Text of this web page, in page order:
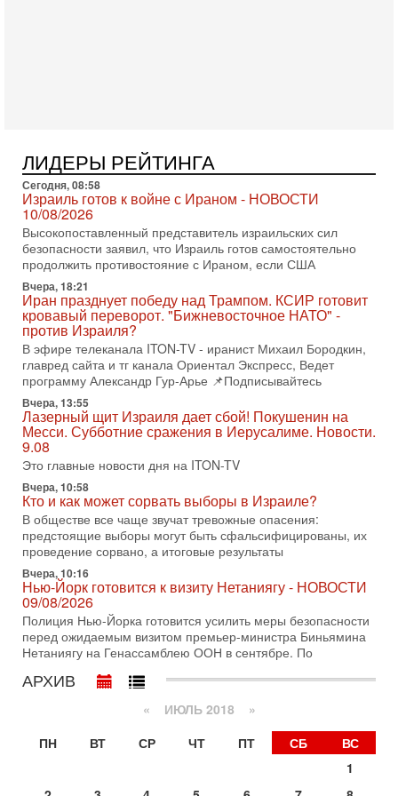
Ситуация вокруг призыва ультраортодоксов в ЦАХАЛ
достигла точки кипения. Попытки принять закон,
освобождающий уклоняющихся харедим от арестов,
3-08-2026, 17:18
Хватит отменять атаки! ЦАХАЛ - не игрушка!
Израиль готов ударить по Ирану!
В эфире телеканала ITON-TV Григорий Тамар, офицер
ЦАХАЛа в отставке, писатель, журналист, военный историк.
Ведет программу Александр Гур-Арье.
3-08-2026, 15:23
Иран задыхается. КСИР готовит удар! Россия теряет
последних союзников. Путин - псих!
В эфире ITON-TV доктор Эльдар Намазов , историк,
политолог, в прошлом – помощник Президента
Азербайджана Гейдара Алиева . Ведет программу
Александр
3-08-2026, 11:09
Выборы в Израиле в опасности?! ШАБАК формирует
спецотдел
В этом выпуске мы разбираем одну из самых тревожных
тем израильской политики. Известно, что израильская
Служба общей безопасности (ШАБАК) создала
3-08-2026, 08:32
Трамп и Иран: последний шанс - НОВОСТИ
03/08/2026
Президент США Дональд Трамп объявил о возобновлении
переговоров с Ираном, но Тегеран пока не подтвердил
готовность к диалогу. По словам американского
2-08-2026, 08:42
Трамп отменил удар по Ирану - НОВОСТИ
Президент США Дональд Трамп сегодня заявил об отмене
подготовленного удара по Ирану после обращений
1-08-2026, 17:50
«Русский голос» Израиля: кто заберет его на этот
ЛИДЕРЫ РЕЙТИНГА
Сегодня, 08:58
Израиль готов к войне с Ираном - НОВОСТИ
10/08/2026
Высокопоставленный представитель израильских сил
безопасности заявил, что Израиль готов самостоятельно
продолжить противостояние с Ираном, если США
Вчера, 18:21
Иран празднует победу над Трампом. КСИР готовит
кровавый переворот. "Бижневосточное НАТО" -
против Израиля?
В эфире телеканала ITON-TV - иранист Михаил Бородкин,
главред сайта и тг канала Ориентал Экспресс, Ведет
программу Александр Гур-Арье 📌Подписывайтесь
Вчера, 13:55
Лазерный щит Израиля дает сбой! Покушенин на
Месси. Субботние сражения в Иерусалиме. Новости.
9.08
Это главные новости дня на ITON-TV
Вчера, 10:58
Кто и как может сорвать выборы в Израиле?
В обществе все чаще звучат тревожные опасения:
предстоящие выборы могут быть сфальсифицированы, их
проведение сорвано, а итоговые результаты
Вчера, 10:16
Нью-Йорк готовится к визиту Нетаниягу - НОВОСТИ
09/08/2026
Полиция Нью-Йорка готовится усилить меры безопасности
перед ожидаемым визитом премьер-министра Биньямина
Нетаниягу на Генассамблею ООН в сентябре. По
АРХИВ
« ИЮЛЬ 2018 »
ПН
ВТ СР ЧТ ПТ СБ
ВС
1